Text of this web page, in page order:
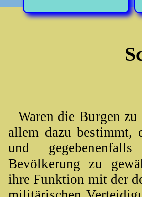
Waren die Burgen
allem dazu bestimmt,
und
Bevölkerung zu
ihre Funktion mit der